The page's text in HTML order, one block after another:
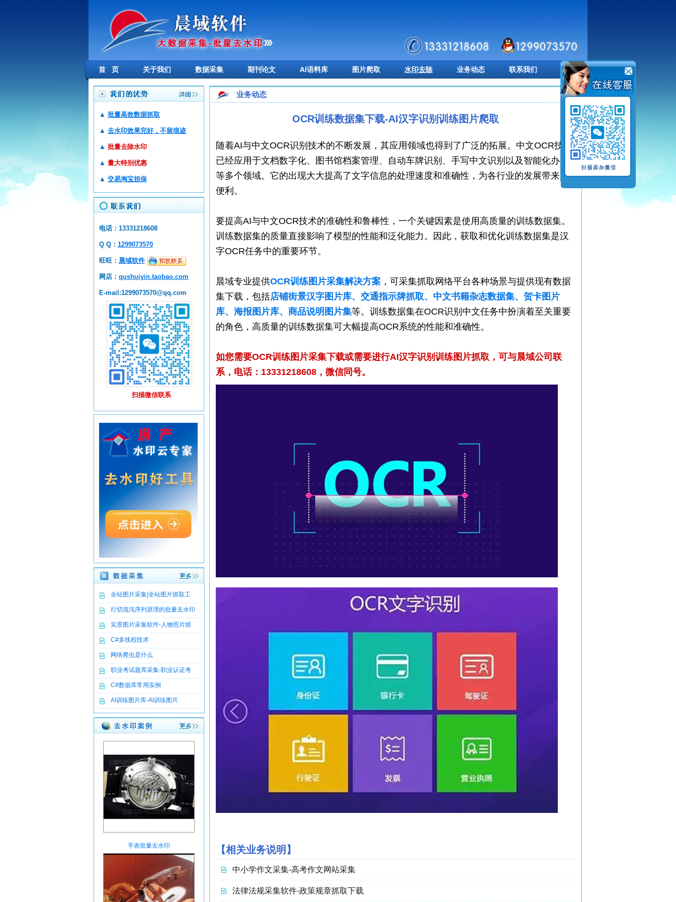
首 页 关于我们 数据采集 期刊论文 AI语料库 图片爬取 水印去除 业务动态 联系我们
▲ 批量高效数据抓取
▲ 去水印效果完好，不留痕迹
▲ 批量去除水印
▲ 量大特别优惠
▲ 交易淘宝担保
电话：13331218608
Q Q： 1299073570
旺旺： 晨域软件
网店： qushuiyin.taobao.com
E-mail:1299073570@qq.com
扫描微信联系
全站图片采集|全站图片抓取工
行切混沌序列原理的批量去水印
实景图片采集软件-人物照片抓
C#多线程技术
网络爬虫是什么
职业考试题库采集-职业认证考
C#数据库常用实例
AI训练图片库-AI训练图片
手表批量去水印
业务动态
OCR训练数据集下载-AI汉字识别训练图片爬取
随着AI与中文OCR识别技术的不断发展，其应用领域也得到了广泛的拓展。中文OCR技术
已经应用于文档数字化、图书馆档案管理、自动车牌识别、手写中文识别以及智能化办公
等多个领域。它的出现大大提高了文字信息的处理速度和准确性，为各行业的发展带来了
便利。
要提高AI与中文OCR技术的准确性和鲁棒性，一个关键因素是使用高质量的训练数据集。
训练数据集的质量直接影响了模型的性能和泛化能力。因此，获取和优化训练数据集是汉
字OCR任务中的重要环节。
晨域专业提供OCR训练图片采集解决方案 ，可采集抓取网络平台各种场景与提供现有数据
集下载，包括店铺街景汉字图片库、交通指示牌抓取、中文书籍杂志数据集、贺卡图片
库、海报图片库、商品说明图片集等。训练数据集在OCR识别中文任务中扮演着至关重要
的角色，高质量的训练数据集可大幅提高OCR系统的性能和准确性。
如您需要OCR训练图片采集下载或需要进行AI汉字识别训练图片抓取，可与晨域公司联
系，电话：13331218608，微信同号。
【相关业务说明】
中小学作文采集-高考作文网站采集
法律法规采集软件-政策规章抓取下载